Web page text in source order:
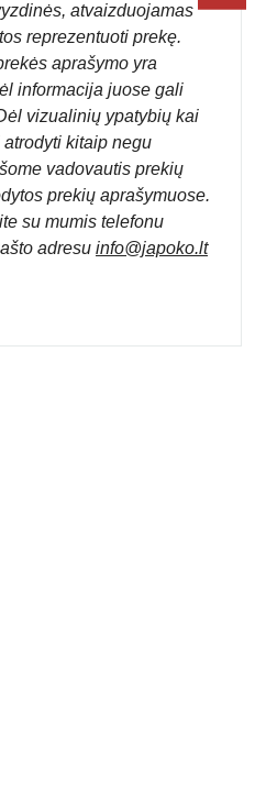
atvaizduojamas
reprezentuoti prekę.
aprašymo yra
informacija juose gali
vizualinių ypatybių kai
kitaip negu
vadovautis prekių
prekių aprašymuose.
su mumis telefonu
što adresu info@japoko.lt